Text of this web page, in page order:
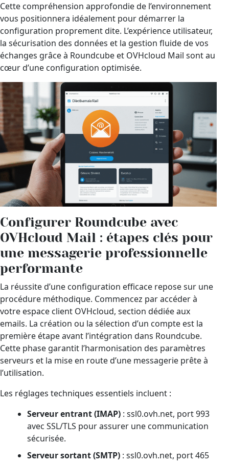
Cette compréhension approfondie de l’environnement
vous positionnera idéalement pour démarrer la
configuration proprement dite. L’expérience utilisateur,
la sécurisation des données et la gestion fluide de vos
échanges grâce à Roundcube et OVHcloud Mail sont au
cœur d’une configuration optimisée.
Configurer Roundcube avec
OVHcloud Mail : étapes clés pour
une messagerie professionnelle
performante
La réussite d’une configuration efficace repose sur une
procédure méthodique. Commencez par accéder à
votre espace client OVHcloud, section dédiée aux
emails. La création ou la sélection d’un compte est la
première étape avant l’intégration dans Roundcube.
Cette phase garantit l’harmonisation des paramètres
serveurs et la mise en route d’une messagerie prête à
l’utilisation.
Les réglages techniques essentiels incluent :
Serveur entrant (IMAP): ssl0.ovh.net, port 993
avec SSL/TLS pour assurer une communication
sécurisée.
Serveur sortant (SMTP): ssl0.ovh.net, port 465